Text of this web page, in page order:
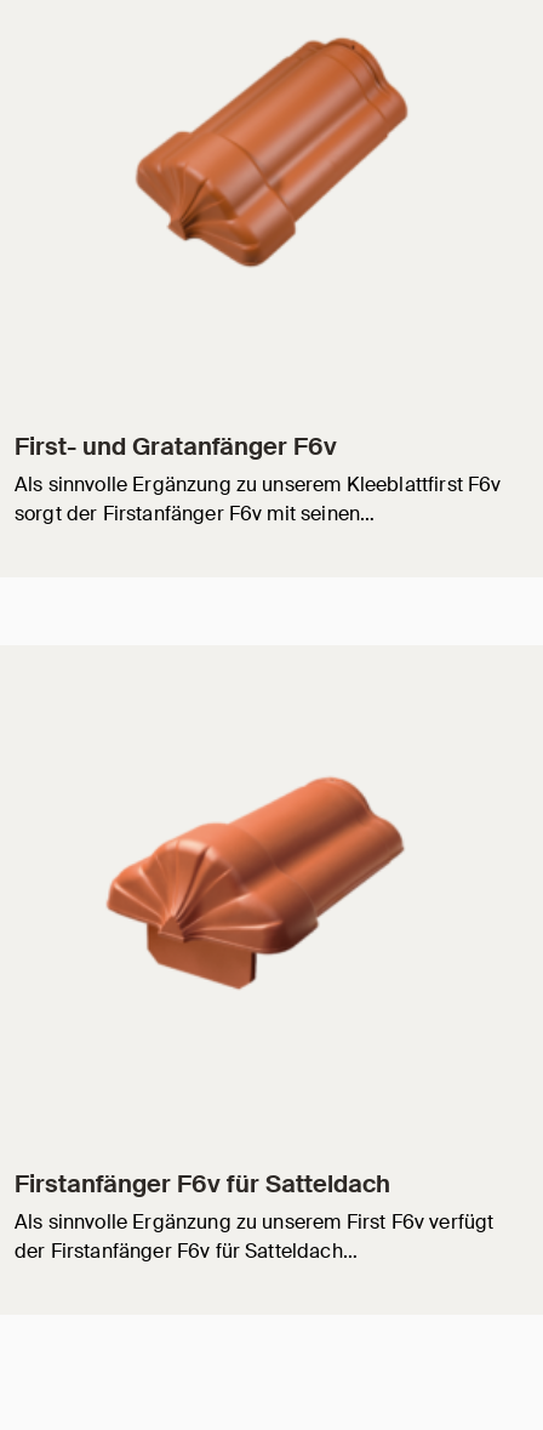
First- und Gratanfänger F6v
Als sinnvolle Ergänzung zu unserem Kleeblattfirst F6v
sorgt der Firstanfänger F6v mit seinen…
Firstanfänger F6v für Satteldach
Als sinnvolle Ergänzung zu unserem First F6v verfügt
der Firstanfänger F6v für Satteldach…